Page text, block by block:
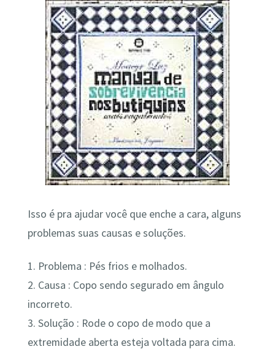
Isso é pra ajudar você que enche a cara, alguns
problemas suas causas e soluções.
1. Problema : Pés frios e molhados.
2. Causa : Copo sendo segurado em ângulo
incorreto.
3. Solução : Rode o copo de modo que a
extremidade aberta esteja voltada para cima.